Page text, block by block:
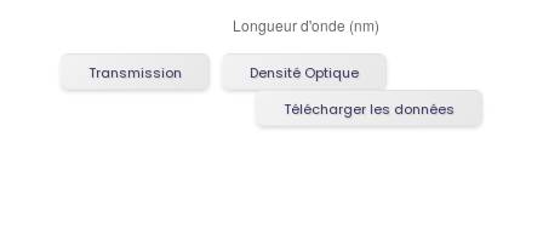
Transmission
Densité Optique
Télécharger les données